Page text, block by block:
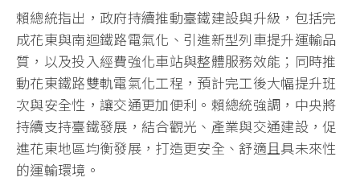
賴總統指出，政府持續推動臺鐵建設與升級，包括完
成花東與南迴鐵路電氣化、引進新型列車提升運輸品
質，以及投入經費強化車站與整體服務效能；同時推
動花東鐵路雙軌電氣化工程，預計完工後大幅提升班
次與安全性，讓交通更加便利。賴總統強調，中央將
持續支持臺鐵發展，結合觀光、產業與交通建設，促
進花東地區均衡發展，打造更安全、舒適且具未來性
的運輸環境。